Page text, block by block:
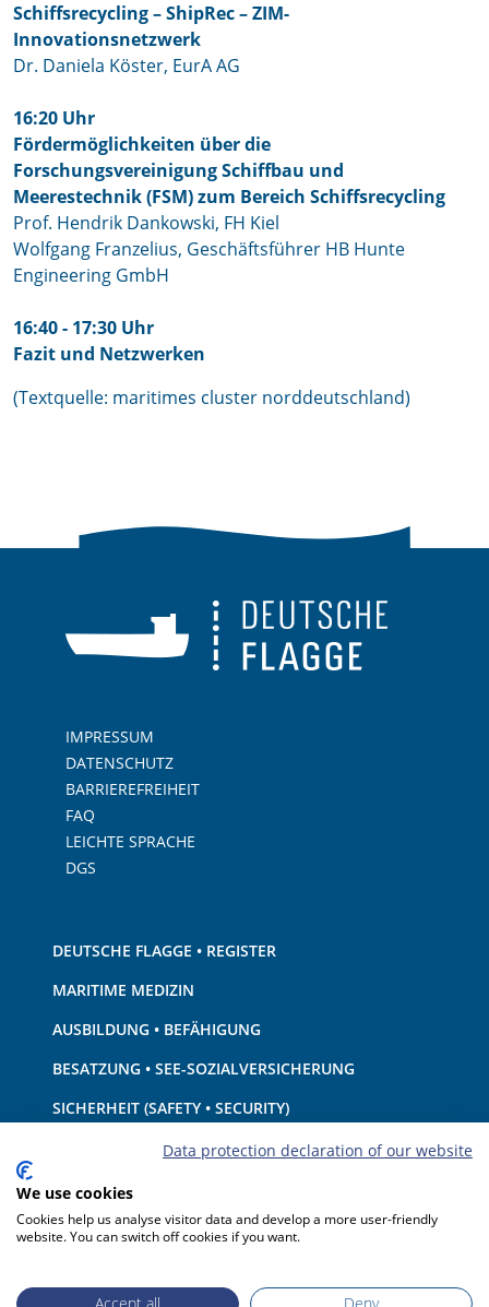
Schiffsrecycling – ShipRec – ZIM-
Innovationsnetzwerk
Dr. Daniela Köster, EurA AG
16:20 Uhr
Fördermöglichkeiten über die
Forschungsvereinigung Schiffbau und
Meerestechnik (FSM) zum Bereich Schiffsrecycling
Prof. Hendrik Dankowski, FH Kiel
Wolfgang Franzelius, Geschäftsführer HB Hunte
Engineering GmbH
16:40 - 17:30 Uhr
Fazit und Netzwerken
(Textquelle: maritimes cluster norddeutschland)
IMPRESSUM
DATENSCHUTZ
BARRIEREFREIHEIT
FAQ
LEICHTE SPRACHE
DGS
DEUTSCHE FLAGGE • REGISTER
MARITIME MEDIZIN
AUSBILDUNG • BEFÄHIGUNG
BESATZUNG • SEE-SOZIALVERSICHERUNG
SICHERHEIT (SAFETY • SECURITY)
SCHIFF • AUSRÜSTUNG
UMWELTSCHUTZ • KLIMA
HAFTUNG • FINANZEN
Data protection declaration of our website
We use cookies
Cookies help us analyse visitor data and develop a more user-friendly
website. You can switch off cookies if you want.